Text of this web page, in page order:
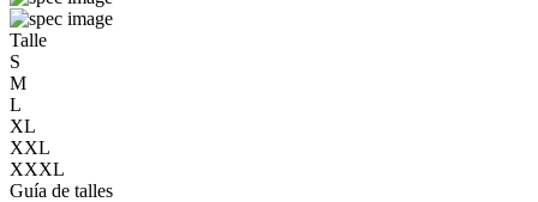
Talle
S
M
L
XL
XXL
XXXL
Guía de talles